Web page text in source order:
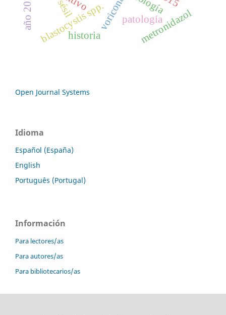
blastocystis spp. metronidazol
patología
sésil
historia
año 2018
Open Journal Systems
Idioma
Español (España)
English
Português (Portugal)
Información
Para lectores/as
Para autores/as
Para bibliotecarios/as